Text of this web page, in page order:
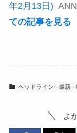
年2月13日)
ての記事を見る
ヘッドライン - 最新 -
よ